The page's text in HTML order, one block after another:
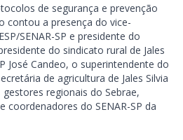
de segurança e prevenção
contou a presença do vice-
SENAR-SP e presidente do
do sindicato rural de Jales
José Candeo, o superintendente do
de agricultura de Jales Silvia
regionais do Sebrae,
coordenadores do SENAR-SP da